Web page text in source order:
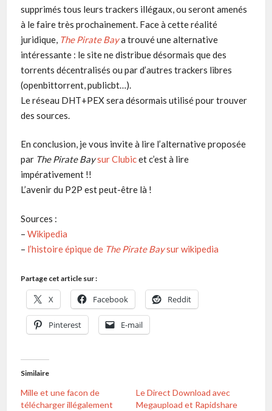
supprimés tous leurs trackers illégaux, ou seront amenés
à le faire très prochainement. Face à cette réalité
juridique, The Pirate Baya trouvé une alternative
intéressante : le site ne distribue désormais que des
torrents décentralisés ou par d’autres trackers libres
(openbittorrent, publicbt…).
Le réseau DHT+PEX sera désormais utilisé pour trouver
des sources.
En conclusion, je vous invite à lire l’alternative proposée
par The Pirate Baysur Clubicet c’est à lire
impérativement !!
L’avenir du P2P est peut-être là !
Sources :
– Wikipedia
– l’histoire épique de The Pirate Baysur wikipedia
Partage cet article sur :
X Facebook Reddit
Pinterest E-mail
Similaire
Mille et une facon de
télécharger illégalement
Le Direct Download avec
Megaupload et Rapidshare